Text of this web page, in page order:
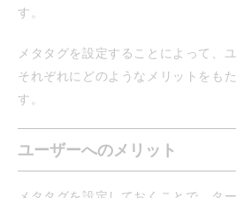
す。
メタタグを設定することによって、
それぞれにどのようなメリットをも
す。
ユーザーへのメリット